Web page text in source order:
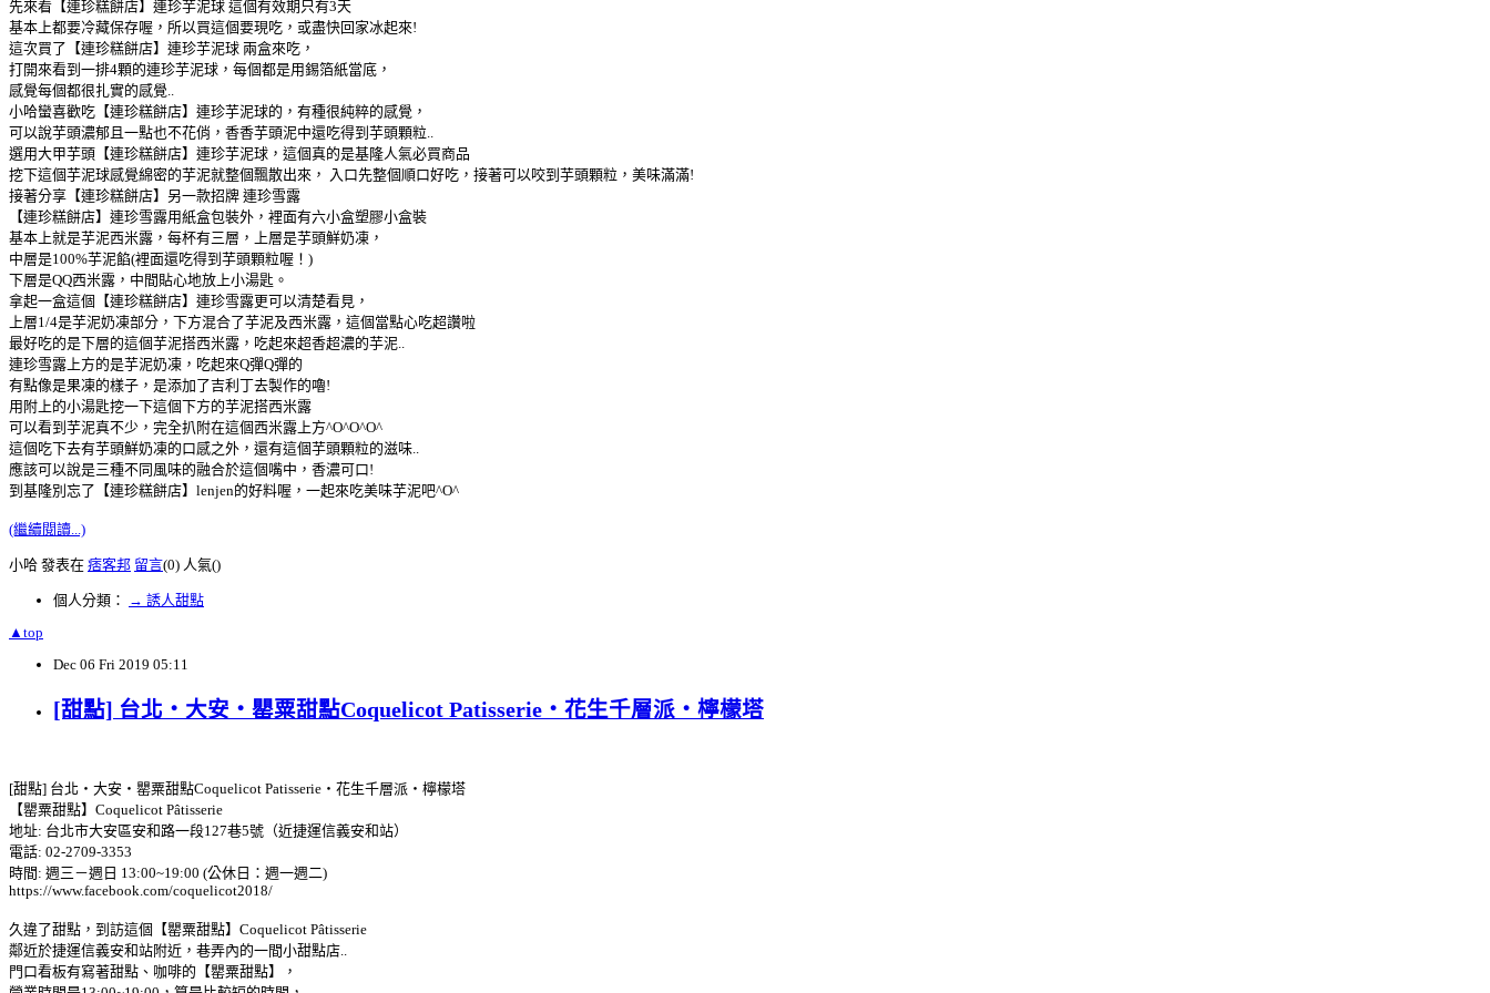
先來看【連珍糕餅店】連珍芋泥球 這個有效期只有3天
基本上都要冷藏保存喔，所以買這個要現吃，或盡快回家冰起來!
這次買了【連珍糕餅店】連珍芋泥球 兩盒來吃，
打開來看到一排4顆的連珍芋泥球，每個都是用錫箔紙當底，
感覺每個都很扎實的感覺..
小哈蠻喜歡吃【連珍糕餅店】連珍芋泥球的，有種很純粹的感覺，
可以說芋頭濃郁且一點也不花俏，香香芋頭泥中還吃得到芋頭顆粒..
選用大甲芋頭【連珍糕餅店】連珍芋泥球，這個真的是基隆人氣必買商品
挖下這個芋泥球感覺綿密的芋泥就整個飄散出來， 入口先整個順口好吃，接著可以咬到芋頭顆粒，美味滿滿!
接著分享【連珍糕餅店】另一款招牌 連珍雪露
【連珍糕餅店】連珍雪露用紙盒包裝外，裡面有六小盒塑膠小盒裝
基本上就是芋泥西米露，每杯有三層，上層是芋頭鮮奶凍，
中層是100%芋泥餡(裡面還吃得到芋頭顆粒喔！)
下層是QQ西米露，中間貼心地放上小湯匙。
拿起一盒這個【連珍糕餅店】連珍雪露更可以清楚看見，
上層1/4是芋泥奶凍部分，下方混合了芋泥及西米露，這個當點心吃超讚啦
最好吃的是下層的這個芋泥搭西米露，吃起來超香超濃的芋泥..
連珍雪露上方的是芋泥奶凍，吃起來Q彈Q彈的
有點像是果凍的樣子，是添加了吉利丁去製作的嚕!
用附上的小湯匙挖一下這個下方的芋泥搭西米露
可以看到芋泥真不少，完全扒附在這個西米露上方^O^O^O^
這個吃下去有芋頭鮮奶凍的口感之外，還有這個芋頭顆粒的滋味..
應該可以說是三種不同風味的融合於這個嘴中，香濃可口!
到基隆別忘了【連珍糕餅店】lenjen的好料喔，一起來吃美味芋泥吧^O^
(繼續閱讀...)
小哈 發表在 痞客邦 留言(0) 人氣()
個人分類：
→ 誘人甜點
▲top
Dec 06 Fri 2019 05:11
[甜點] 台北‧大安‧罌粟甜點Coquelicot Patisserie‧花生千層派‧檸檬塔
[甜點] 台北‧大安‧罌粟甜點Coquelicot Patisserie‧花生千層派‧檸檬塔
【罌粟甜點】Coquelicot Pâtisserie
地址: 台北市大安區安和路一段127巷5號（近捷運信義安和站）
電話: 02-2709-3353
時間: 週三－週日 13:00~19:00 (公休日：週一週二)
https://www.facebook.com/coquelicot2018/
久違了甜點，到訪這個【罌粟甜點】Coquelicot Pâtisserie
鄰近於捷運信義安和站附近，巷弄內的一間小甜點店..
門口看板有寫著甜點、咖啡的【罌粟甜點】，